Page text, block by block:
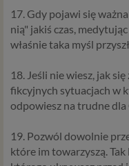
17. Gdy pojawi się
nią" jakiś czas,
właśnie taka myśl
18. Jeśli nie wiesz, jak
fikcyjnych sytuacjach w
odpowiesz na trudne dla
19. Pozwól dowolnie
które im towarzyszą. Tak
osobie fizycznej. W
serwisu takimi danymi
Twoje dane w serwisie
mogą być zapisywane
technologiach (np.
lub naszych Zaufanych
naszych usług.